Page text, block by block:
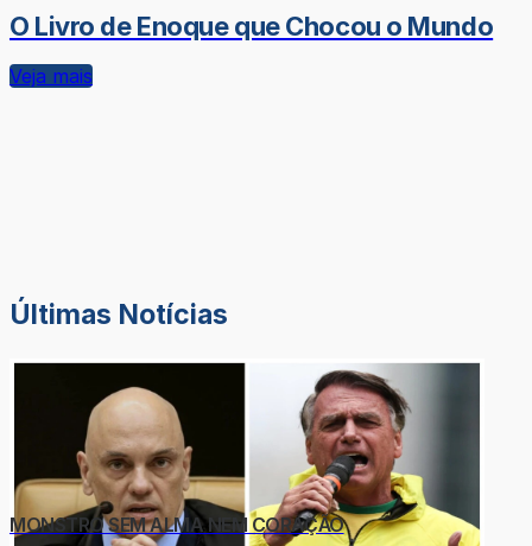
O Livro de Enoque que Chocou o Mundo
Veja mais
Últimas Notícias
MONSTRO SEM ALMA NEM CORAÇÃO